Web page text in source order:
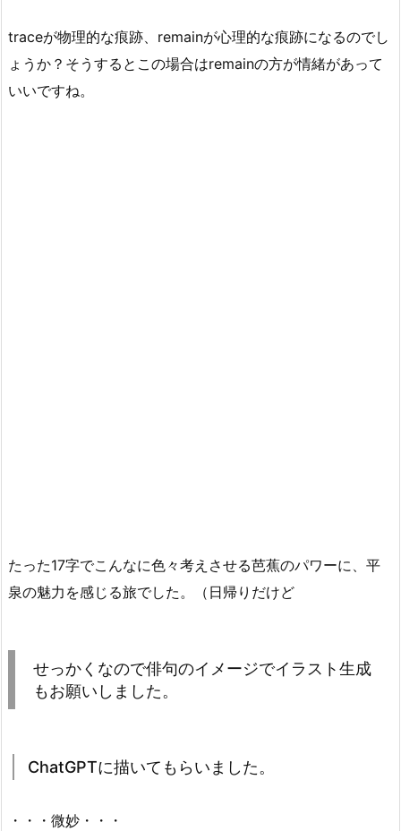
traceが物理的な痕跡、remainが心理的な痕跡になるのでし
ょうか？そうするとこの場合はremainの方が情緒があって
いいですね。
たった17字でこんなに色々考えさせる芭蕉のパワーに、平
泉の魅力を感じる旅でした。（日帰りだけど
せっかくなので俳句のイメージでイラスト生成
もお願いしました。
ChatGPTに描いてもらいました。
・・・微妙・・・